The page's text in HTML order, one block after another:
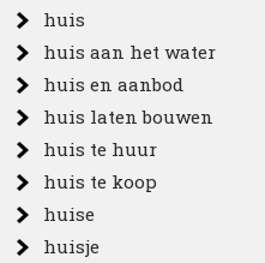
huis
huis aan het water
huis en aanbod
huis laten bouwen
huis te huur
huis te koop
huise
huisje